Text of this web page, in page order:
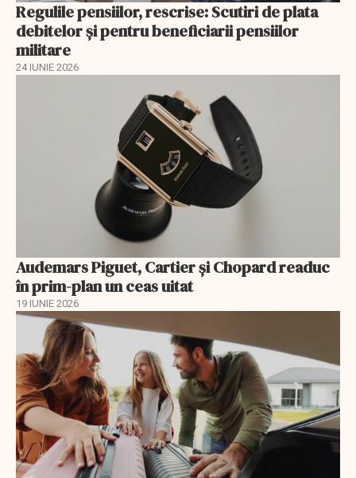
Regulile pensiilor, rescrise: Scutiri de plata
debitelor și pentru beneficiarii pensiilor
militare
24 IUNIE 2026
Audemars Piguet, Cartier și Chopard readuc
în prim-plan un ceas uitat
19 IUNIE 2026